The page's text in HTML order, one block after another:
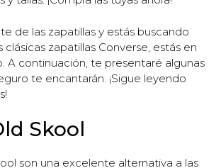
de las zapatillas y estás buscando
clásicas zapatillas Converse, estás en
A continuación, te presentaré algunas
te encantarán. ¡Sigue leyendo
Skool
son una excelente alternativa a las